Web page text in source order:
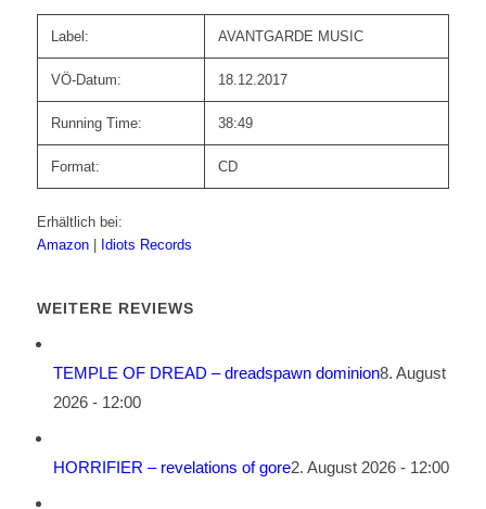
Label: AVANTGARDE MUSIC
VÖ-Datum: 18.12.2017
Running Time: 38:49
Format: CD
Erhältlich bei:
Amazon
Idiots Records
WEITERE REVIEWS
TEMPLE OF DREAD – dreadspawn dominion8. August
2026 - 12:00
HORRIFIER – revelations of gore2. August 2026 - 12:00